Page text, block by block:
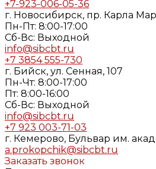
+7-923-006-05-36
г. Новосибирск, пр. Карла
Пн-Пт: 8:00-17:00
Cб-Вс: Выходной
info@sibcbt.ru
+7 3854 555-730
г. Бийск, ул. Сенная, 107
Пн-Чт: 8:00-17:00
Пт: 8:00-16:00
Cб-Вс: Выходной
info@sibcbt.ru
+7 923 003-71-03
г. Кемерово, Бульвар им.
a.prokopchik@sibcbt.ru
Заказать звонок